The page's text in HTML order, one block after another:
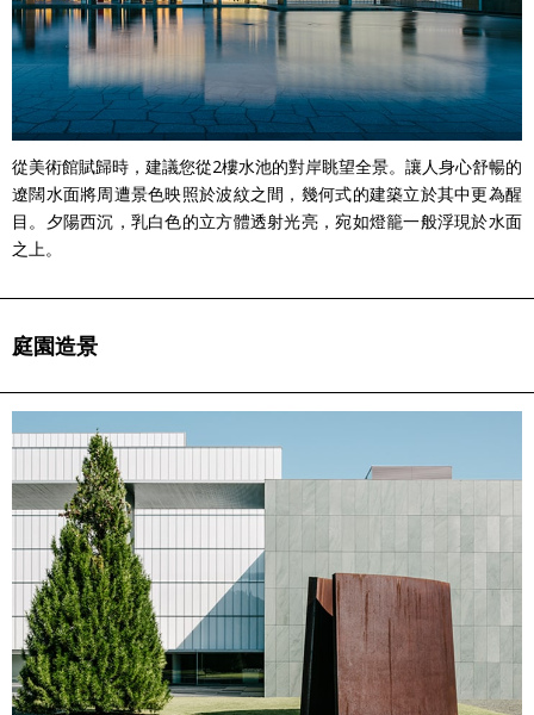
從美術館賦歸時，建議您從2樓水池的對岸眺望全景。讓人身心舒暢的
遼闊水面將周遭景色映照於波紋之間，幾何式的建築立於其中更為醒
目。夕陽西沉，乳白色的立方體透射光亮，宛如燈籠一般浮現於水面
之上。
庭園造景